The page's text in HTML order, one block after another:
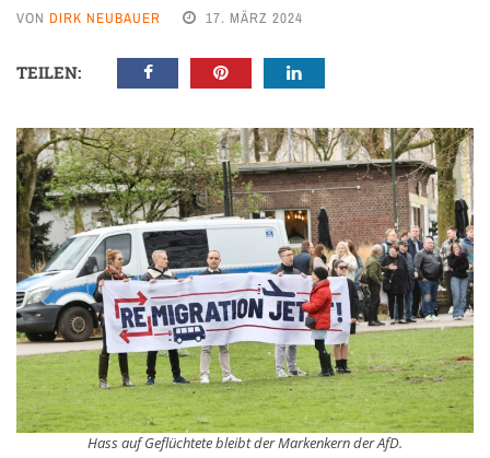
VON DIRK NEUBAUER 17. MÄRZ 2024
TEILEN:
Hass auf Geflüchtete bleibt der Markenkern der AfD.